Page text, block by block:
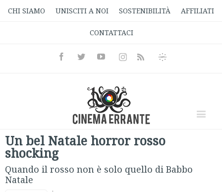
CHI SIAMO UNISCITI A NOI SOSTENIBILITÀ AFFILIATI
CONTATTACI
FacebookTwitterYoutubeInstagramRss
Informativa
Un bel Natale horror rosso
shocking
Quando il rosso non è solo quello di Babbo
Natale